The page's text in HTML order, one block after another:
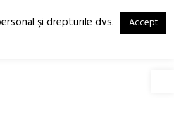
RO
EN
şi drepturile dvs. Accept